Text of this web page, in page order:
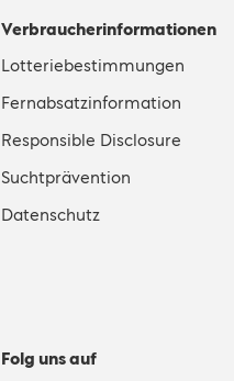
Verbraucherinformationen
Lotteriebestimmungen
Fernabsatzinformation
Responsible Disclosure
Suchtprävention
Datenschutz
Folg uns auf